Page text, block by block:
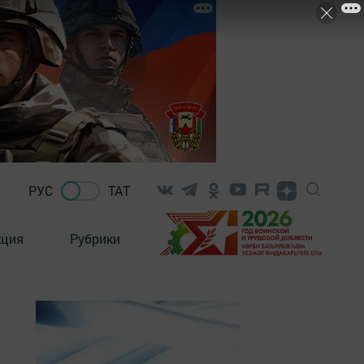
РУС ТАТ
Рубрики